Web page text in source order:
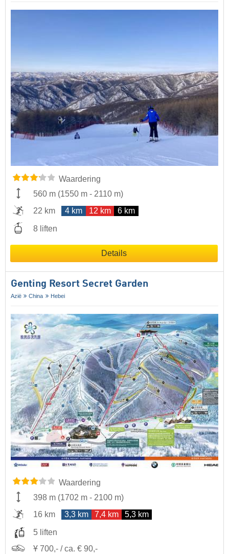
Waardering
560 m (1550 m - 2110 m)
22 km
4 km 12 km 6 km
8 liften
Details
Genting Resort Secret Garden
Azië China Hebei
Waardering
398 m (1702 m - 2100 m)
16 km
3,3 km 7,4 km 5,3 km
5 liften
Ұ 700,- / ca. € 90,-